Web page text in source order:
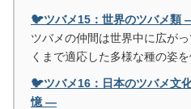
🐦ツバメ15：世界のツバメ
ツバメの仲間は世界中に広が
くまで適応した多様な種の姿を
🐦ツバメ16：日本のツバメ文
憶 ―